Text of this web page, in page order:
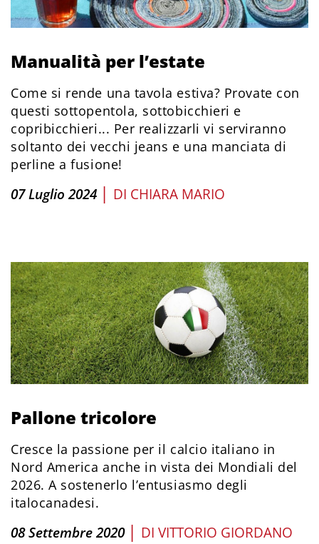
Manualità per l’estate
Come si rende una tavola estiva? Provate con
questi sottopentola, sottobicchieri e
copribicchieri... Per realizzarli vi serviranno
soltanto dei vecchi jeans e una manciata di
perline a fusione!
07 Luglio 2024 | DI CHIARA MARIO
Pallone tricolore
Cresce la passione per il calcio italiano in
Nord America anche in vista dei Mondiali del
2026. A sostenerlo l’entusiasmo degli
italocanadesi.
08 Settembre 2020 | DI VITTORIO GIORDANO